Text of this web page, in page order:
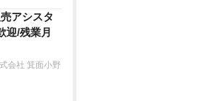
アシスタ
迎/残業月
会社 箕面小野